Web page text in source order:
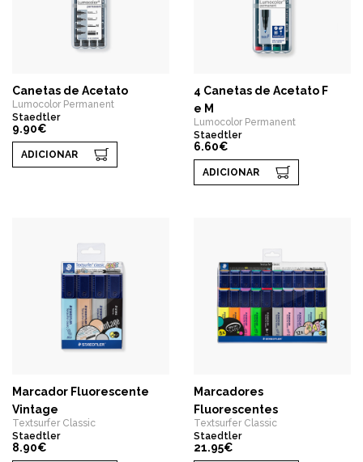
Canetas de Acetato
Lumocolor Permanent
Staedtler
9.90€
ADICIONAR
4 Canetas de Acetato F
e M
Lumocolor Permanent
Staedtler
6.60€
ADICIONAR
Marcador Fluorescente
Vintage
Textsurfer Classic
Staedtler
8.90€
Marcadores
Fluorescentes
Textsurfer Classic
Staedtler
21.95€